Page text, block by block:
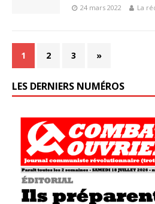
24 mars 2022 La
1 2 3 »
LES DERNIERS NUMÉROS